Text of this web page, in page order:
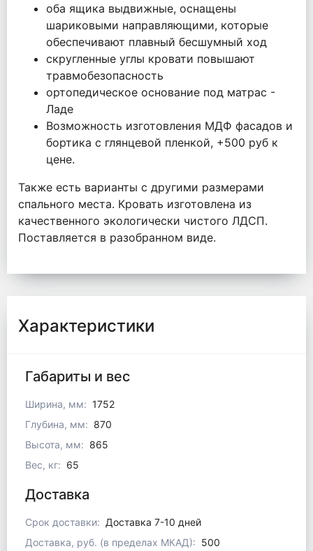
оба ящика выдвижные, оснащены
шариковыми направляющими, которые
обеспечивают плавный бесшумный ход
скругленные углы кровати повышают
травмобезопасность
ортопедическое основание под матрас -
Ладе
Возможность изготовления МДФ фасадов и
бортика с глянцевой пленкой, +500 руб к
цене.
Также есть варианты с другими размерами
спального места. Кровать изготовлена из
качественного экологически чистого ЛДСП.
Поставляется в разобранном виде.
Характеристики
Габариты и вес
Ширина, мм: 1752
Глубина, мм: 870
Высота, мм: 865
Вес, кг: 65
Доставка
Срок доставки: Доставка 7-10 дней
Доставка, руб. (в пределах МКАД): 500